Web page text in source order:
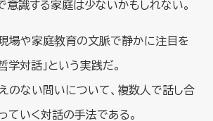
意識する家庭は少ないかもしれない。
場や家庭教育の文脈で静かに注目を
学対話」という実践だ。
のない問いについて、複数人で話し合
ていく対話の手法である。